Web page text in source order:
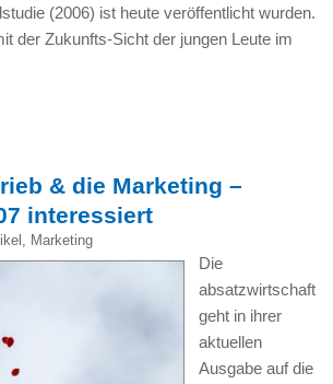
(2006) ist heute veröffentlicht wurden.
der Zukunfts-Sicht der jungen Leute im
& die Marketing –
interessiert
, Marketing
Die
absatzwirtschaft
geht in ihrer
aktuellen
Ausgabe auf die